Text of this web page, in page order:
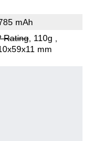
mAh
Rating, 110g
mm